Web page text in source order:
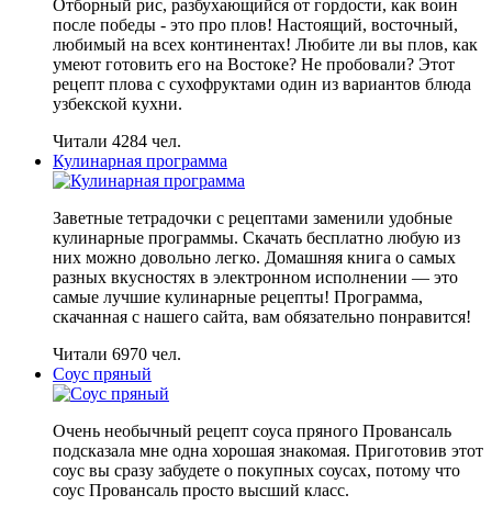
Отборный рис, разбухающийся от гордости, как воин
после победы - это про плов! Настоящий, восточный,
любимый на всех континентах! Любите ли вы плов, как
умеют готовить его на Востоке? Не пробовали? Этот
рецепт плова с сухофруктами один из вариантов блюда
узбекской кухни.
Читали 4284 чел.
Кулинарная программа
Заветные тетрадочки с рецептами заменили удобные
кулинарные программы. Скачать бесплатно любую из
них можно довольно легко. Домашняя книга о самых
разных вкусностях в электронном исполнении — это
самые лучшие кулинарные рецепты! Программа,
скачанная с нашего сайта, вам обязательно понравится!
Читали 6970 чел.
Соус пряный
Очень необычный рецепт соуса пряного Провансаль
подсказала мне одна хорошая знакомая. Приготовив этот
соус вы сразу забудете о покупных соусах, потому что
соус Провансаль просто высший класс.